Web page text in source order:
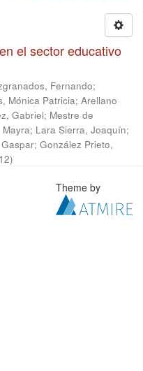
el sector educativo
Fernando;
Mónica Patricia; Arellano
Gabriel; Mestre de
; Lara Sierra, Joaquín;
; González Prieto,
)
Theme by